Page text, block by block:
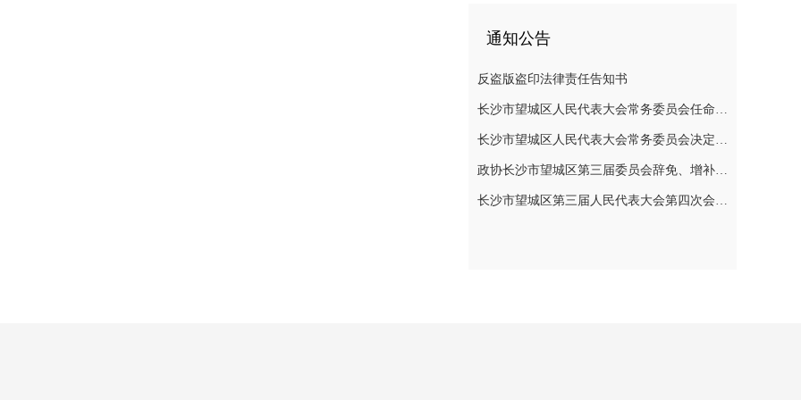
通知公告
反盗版盗印法律责任告知书
长沙市望城区人民代表大会常务委员会任命名单
长沙市望城区人民代表大会常务委员会决定任免名单
政协长沙市望城区第三届委员会辞免、增补政协委员的公告
长沙市望城区第三届人民代表大会第四次会议公告